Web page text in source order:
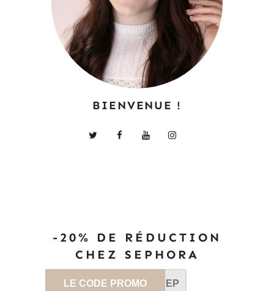
BIENVENUE !
-20% DE RÉDUCTION
CHEZ SEPHORA
LE CODE PROMO SEP